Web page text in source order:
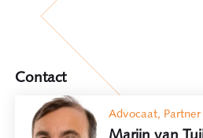
Contact
Advocaat, Partner
Marijn van